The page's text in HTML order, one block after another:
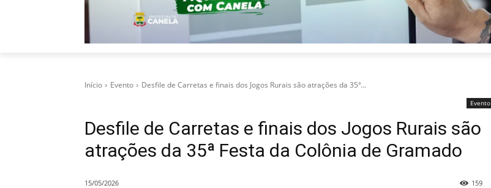
Início Evento Desfile de Carretas e finais dos Jogos Rurais são atrações da 35ª...
Evento
Desfile de Carretas e finais dos Jogos Rurais são
atrações da 35ª Festa da Colônia de Gramado
15/05/2026 159